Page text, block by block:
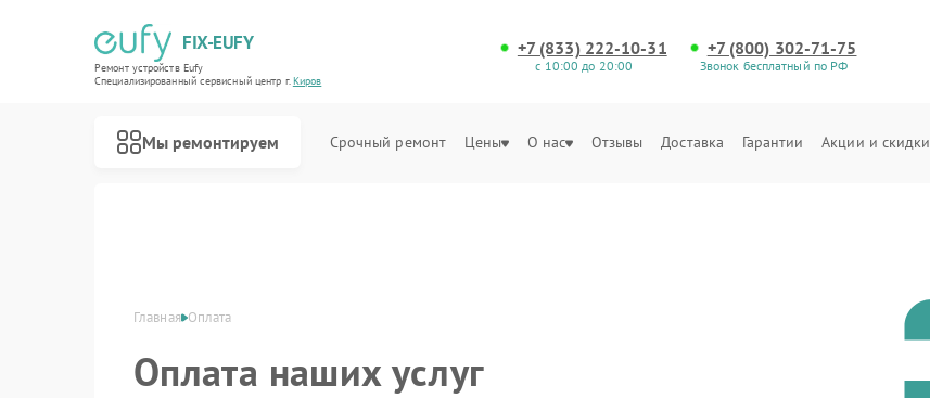
FIX-EUFY
Ремонт устройств Eufy
Специализированный cервисный центр г.Киров
+7 (833) 222-10-31
с 10:00 до 20:00
+7 (800) 302-71-75
Звонок бесплатный по РФ
Мы ремонтируем Срочный ремонт Цены О нас Отзывы Доставка Гарантии Акции и скидки
Главная Оплата
Оплата наших услуг